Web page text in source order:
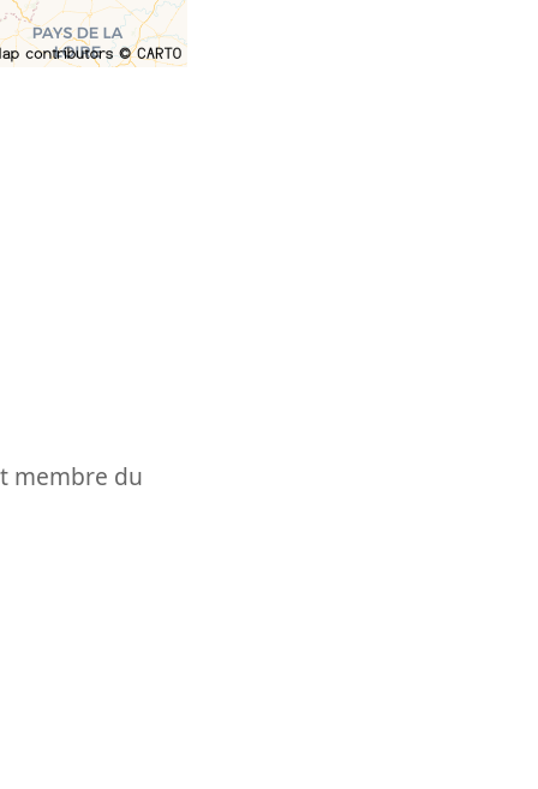
membre du